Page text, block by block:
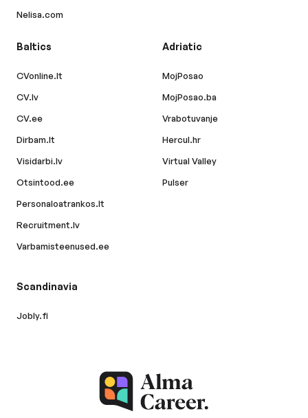
Nelisa.com
Baltics
CVonline.lt
CV.lv
CV.ee
Dirbam.lt
Visidarbi.lv
Otsintood.ee
Personaloatrankos.lt
Recruitment.lv
Varbamisteenused.ee
Adriatic
MojPosao
MojPosao.ba
Vrabotuvanje
Hercul.hr
Virtual Valley
Pulser
Scandinavia
Jobly.fi